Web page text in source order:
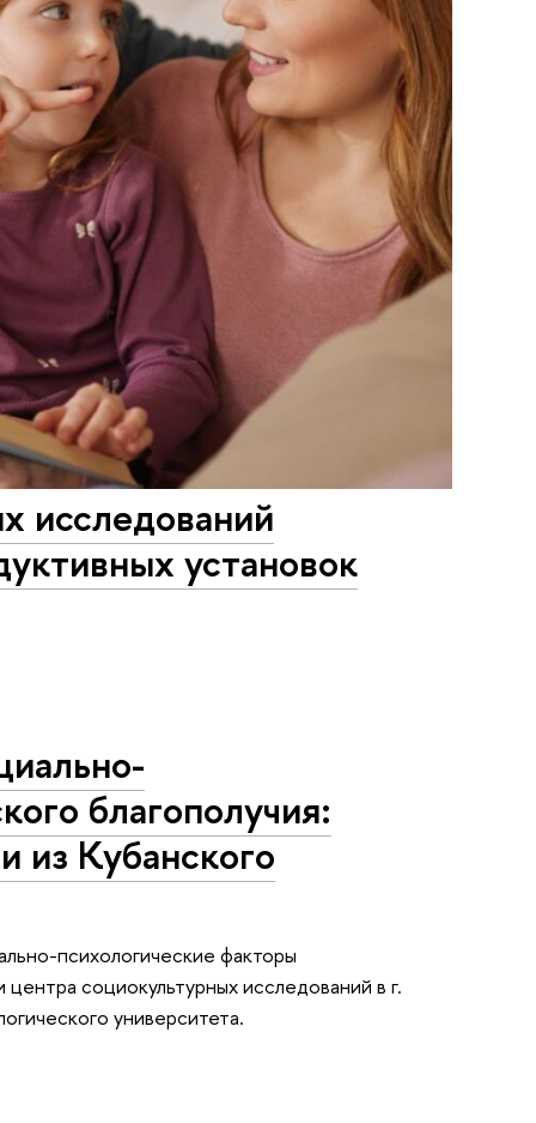
исследований
установок
благополучия:
из Кубанского
психологические факторы
социокультурных исследований в г.
университета.